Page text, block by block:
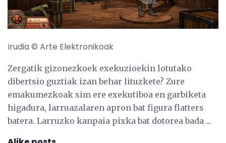
Irudia © Arte Elektronikoak
Zergatik gizonezkoek exekuzioekin lotutako
dibertsio guztiak izan behar lituzkete? Zure
emakumezkoak sim ere exekutiboa en garbiketa
higadura, larruazalaren apron bat figura flatters
batera. Larruzko kanpaia pixka bat dotorea bada ...